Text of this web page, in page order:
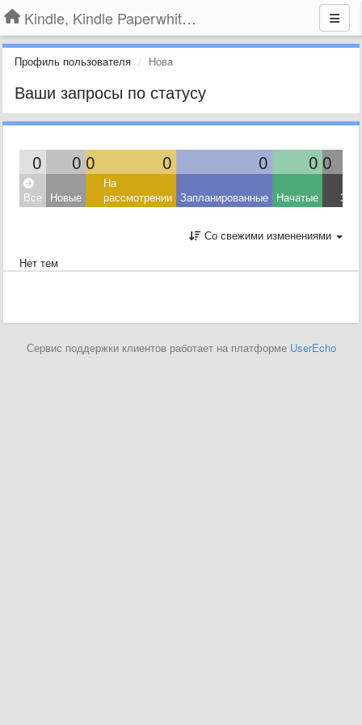
Kindle, Kindle Paperwhite, Kindle Voyage
Профиль пользователя Нова
Ваши запросы по статусу
0 0 0 0 0 0 0
Все Новые
На
рассмотрении Запланированные Начатые
Со свежими изменениями
Нет тем
Сервис поддержки клиентов работает на платформе UserEcho